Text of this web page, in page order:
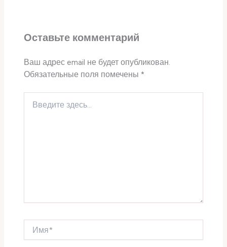
Оставьте комментарий
Ваш адрес email не будет опубликован.
Обязательные поля помечены*
здесь...